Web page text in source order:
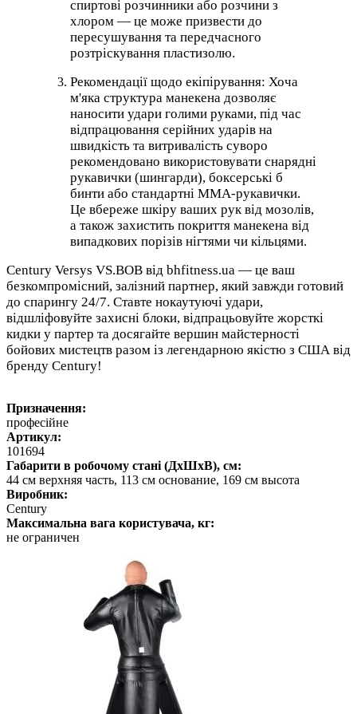
спиртові розчинники або розчини з
хлором — це може призвести до
пересушування та передчасного
розтріскування пластизолю.
Рекомендації щодо екіпірування: Хоча
м'яка структура манекена дозволяє
наносити удари голими руками, під час
відпрацювання серійних ударів на
швидкість та витривалість суворо
рекомендовано використовувати снарядні
рукавички (шингарди), боксерські б
бинти або стандартні ММА-рукавички.
Це вбереже шкіру ваших рук від мозолів,
а також захистить покриття манекена від
випадкових порізів нігтями чи кільцями.
Century Versys VS.BOB від bhfitness.ua — це ваш
безкомпромісний, залізний партнер, який завжди готовий
до спарингу 24/7. Ставте нокаутуючі удари,
відшліфовуйте захисні блоки, відпрацьовуйте жорсткі
кидки у партер та досягайте вершин майстерності
бойових мистецтв разом із легендарною якістю з США від
бренду Century!
Призначення:
професійне
Артикул:
101694
Габарити в робочому стані (ДхШхВ), см:
44 см верхняя часть, 113 см основание, 169 см высота
Виробник:
Century
Максимальна вага користувача, кг:
не ограничен